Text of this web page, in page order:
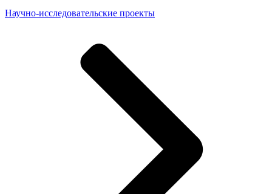
Научно-исследовательские проекты